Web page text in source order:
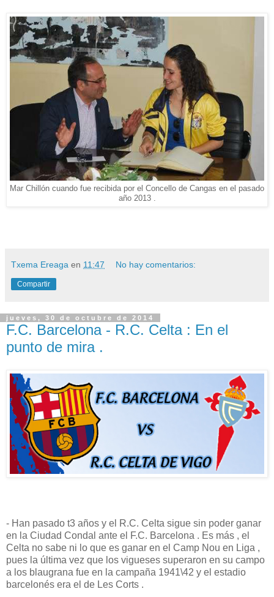
Mar Chillón cuando fue recibida por el Concello de Cangas en el pasado
año 2013 .
Txema Ereaga en 11:47 No hay comentarios:
Compartir
jueves, 30 de octubre de 2014
F.C. Barcelona - R.C. Celta : En el
punto de mira .
- Han pasado t3 años y el R.C. Celta sigue sin poder ganar
en la Ciudad Condal ante el F.C. Barcelona . Es más , el
Celta no sabe ni lo que es ganar en el Camp Nou en Liga ,
pues la última vez que los vigueses superaron en su campo
a los blaugrana fue en la campaña 1941\42 y el estadio
barcelonés era el de Les Corts .